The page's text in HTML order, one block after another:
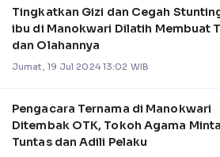
Tingkatkan Gizi dan Cegah
ibu di Manokwari Dilatih Membuat
dan Olahannya
Jumat, 19 Jul 2024 13:02 WIB
Pengacara Ternama di Manokwari
Ditembak OTK, Tokoh Agama
Tuntas dan Adili Pelaku